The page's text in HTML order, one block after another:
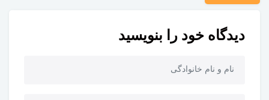
دیدگاه خود را بنویسید